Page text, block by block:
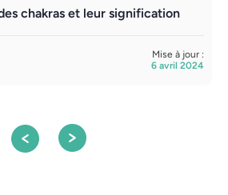
chakras et leur signification
Mise à jour :
6 avril 2024